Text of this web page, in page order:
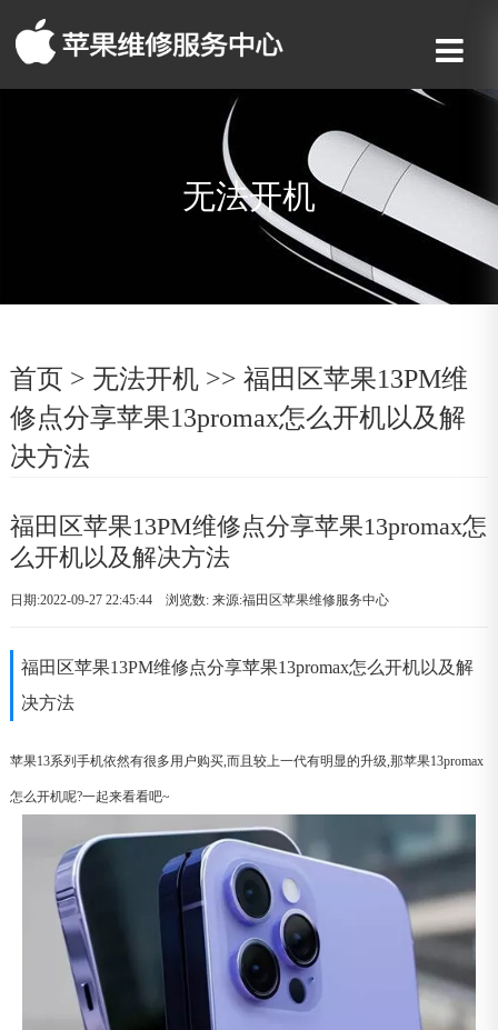
无法开机
首页 > 无法开机>> 福田区苹果13PM维
修点分享苹果13promax怎么开机以及解
决方法
福田区苹果13PM维修点分享苹果13promax怎
么开机以及解决方法
日期:2022-09-27 22:45:44 浏览数:来源:福田区苹果维修服务中心
福田区苹果13PM维修点分享苹果13promax怎么开机以及解
决方法
苹果13系列手机依然有很多用户购买,而且较上一代有明显的升级,那苹果13promax
怎么开机呢?一起来看看吧~